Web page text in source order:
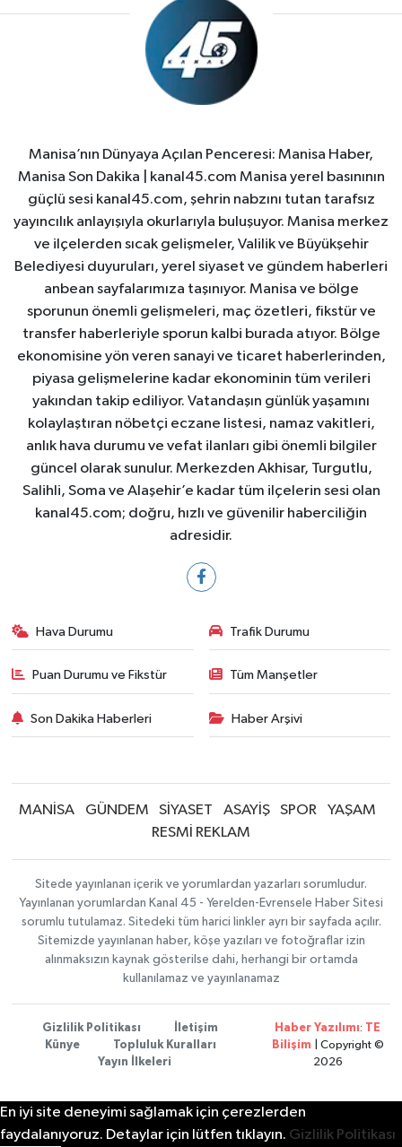
Manisa’nın Dünyaya Açılan Penceresi: Manisa Haber,
Manisa Son Dakika | kanal45.com Manisa yerel basınının
güçlü sesi kanal45.com, şehrin nabzını tutan tarafsız
yayıncılık anlayışıyla okurlarıyla buluşuyor. Manisa merkez
ve ilçelerden sıcak gelişmeler, Valilik ve Büyükşehir
Belediyesi duyuruları, yerel siyaset ve gündem haberleri
anbean sayfalarımıza taşınıyor. Manisa ve bölge
sporunun önemli gelişmeleri, maç özetleri, fikstür ve
transfer haberleriyle sporun kalbi burada atıyor. Bölge
ekonomisine yön veren sanayi ve ticaret haberlerinden,
piyasa gelişmelerine kadar ekonominin tüm verileri
yakından takip ediliyor. Vatandaşın günlük yaşamını
kolaylaştıran nöbetçi eczane listesi, namaz vakitleri,
anlık hava durumu ve vefat ilanları gibi önemli bilgiler
güncel olarak sunulur. Merkezden Akhisar, Turgutlu,
Salihli, Soma ve Alaşehir’e kadar tüm ilçelerin sesi olan
kanal45.com; doğru, hızlı ve güvenilir haberciliğin
adresidir.
Hava Durumu Trafik Durumu
Puan Durumu ve Fikstür Tüm Manşetler
Son Dakika Haberleri Haber Arşivi
MANİSA GÜNDEM SİYASET ASAYİŞ SPOR
YAŞAM
RESMİ REKLAM
Sitede yayınlanan içerik ve yorumlardan yazarları sorumludur.
Yayınlanan yorumlardan Kanal 45 - Yerelden-Evrensele Haber Sitesi
sorumlu tutulamaz. Sitedeki tüm harici linkler ayrı bir sayfada açılır.
Sitemizde yayınlanan haber, köşe yazıları ve fotoğraflar izin
alınmaksızın kaynak gösterilse dahi, herhangi bir ortamda
kullanılamaz ve yayınlanamaz
Gizlilik Politikası
İletişim
Künye
Topluluk Kuralları
Yayın İlkeleri
Haber Yazılımı: TE
Bilişim | Copyright ©
2026
En iyi site deneyimi sağlamak için çerezlerden
faydalanıyoruz. Detaylar için lütfen tıklayın. Gizlilik Politikası